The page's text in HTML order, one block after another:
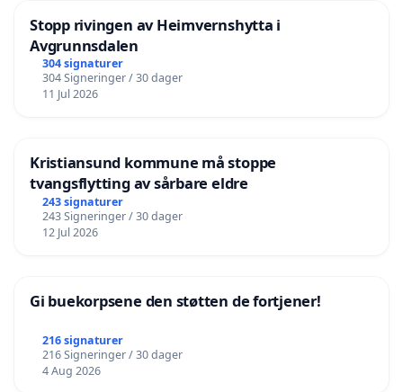
Stopp rivingen av Heimvernshytta i
Avgrunnsdalen
304 signaturer
304 Signeringer / 30 dager
11 Jul 2026
Kristiansund kommune må stoppe
tvangsflytting av sårbare eldre
243 signaturer
243 Signeringer / 30 dager
12 Jul 2026
Gi buekorpsene den støtten de fortjener!
216 signaturer
216 Signeringer / 30 dager
4 Aug 2026